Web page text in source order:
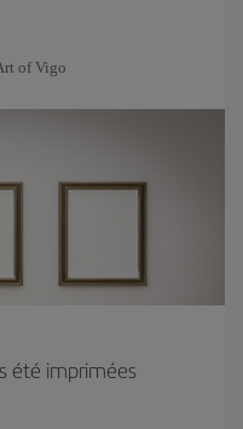
of Vigo
été imprimées